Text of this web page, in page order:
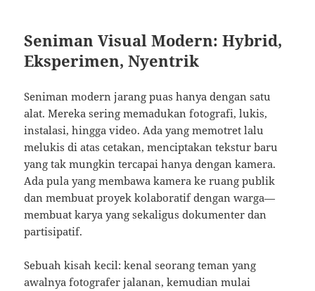
Seniman Visual Modern: Hybrid,
Eksperimen, Nyentrik
Seniman modern jarang puas hanya dengan satu
alat. Mereka sering memadukan fotografi, lukis,
instalasi, hingga video. Ada yang memotret lalu
melukis di atas cetakan, menciptakan tekstur baru
yang tak mungkin tercapai hanya dengan kamera.
Ada pula yang membawa kamera ke ruang publik
dan membuat proyek kolaboratif dengan warga—
membuat karya yang sekaligus dokumenter dan
partisipatif.
Sebuah kisah kecil: kenal seorang teman yang
awalnya fotografer jalanan, kemudian mulai